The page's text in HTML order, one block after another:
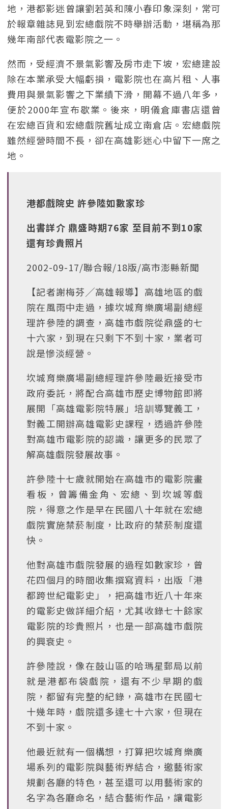
地，港都影迷曾讓劉若英和陳小春印象深刻，常可
於報章雜誌見到宏總戲院不時舉辦活動，堪稱為那
幾年南部代表電影院之一。
然而，受經濟不景氣影響及房市走下坡，宏總建設
除在本業承受大幅虧損，電影院也在高片租、人事
費用與景氣影響之下業績下滑，開幕不過八年多，
便於2000年宣布歇業。後來，明儀倉庫書店還曾
在宏總百貨和宏總戲院舊址成立南倉店。宏總戲院
雖然經營時間不長，卻在高雄影迷心中留下一席之
地。
港都戲院史 許參陸如數家珍
出書詳介 鼎盛時期76家 至目前不到10家
還有珍貴照片
2002-09-17/聯合報/18版/高市澎縣新聞
【記者謝梅芬╱高雄報導】高雄地區的戲
院在風雨中走過，據坎城育樂廣場副總經
理許參陸的調查，高雄市戲院從鼎盛的七
十六家，到現在只剩下不到十家，業者可
說是慘淡經營。
坎城育樂廣場副總經理許參陸最近接受市
政府委託，將配合高雄市歷史博物館即將
展開「高雄電影院特展」培訓導覽義工，
對義工開辦高雄電影史課程，透過許參陸
對高雄市電影院的認識，讓更多的民眾了
解高雄戲院發展故事。
許參陸十七歲就開始在高雄市的電影院畫
看板，曾籌備金角、宏總、到坎城等戲
院，得意之作是早在民國八十年就在宏總
戲院實施禁菸制度，比政府的禁菸制度還
快。
他對高雄市戲院發展的過程如數家珍，曾
花四個月的時間收集撰寫資料，出版「港
都跨世紀電影史」，把高雄市近八十年來
的電影史做詳細介紹，尤其收錄七十餘家
電影院的珍貴照片，也是一部高雄市戲院
的興衰史。
許參陸說，像在鼓山區的哈瑪星郵局以前
就是港都布袋戲院，還有不少早期的戲
院，都留有完整的紀錄，高雄市在民國七
十幾年時，戲院還多達七十六家，但現在
不到十家。
他最近就有一個構想，打算把坎城育樂廣
場系列的電影院與藝術界結合，邀藝術家
規劃各廳的特色，甚至還可以用藝術家的
名字為各廳命名，結合藝術作品，讓電影